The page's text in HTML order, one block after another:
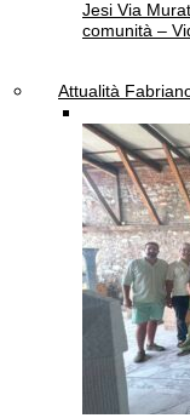
Jesi Via
comunità –
Attualità